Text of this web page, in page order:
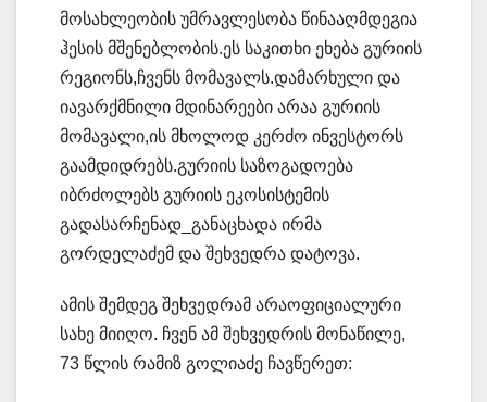
მოსახლეობის უმრავლესობა წინააღმდეგია
ჰესის მშენებლობის.ეს საკითხი ეხება გურიის
რეგიონს,ჩვენს მომავალს.დამარხული და
იავარქმნილი მდინარეები არაა გურიის
მომავალი,ის მხოლოდ კერძო ინვესტორს
გაამდიდრებს.გურიის საზოგადოება
იბრძოლებს გურიის ეკოსისტემის
გადასარჩენად_განაცხადა ირმა
გორდელაძემ და შეხვედრა დატოვა.
ამის შემდეგ შეხვედრამ არაოფიციალური
სახე მიიღო. ჩვენ ამ შეხვედრის მონაწილე,
73 წლის რამიზ გოლიაძე ჩავწერეთ: